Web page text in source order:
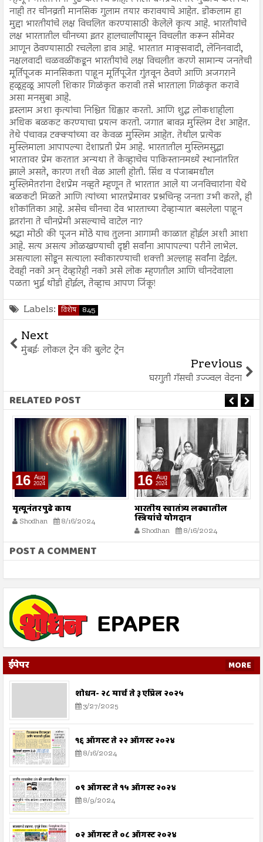
नाही तर चीनव्रती मानसिक गुलाम तयार करावयाचे आहेत. डोकलाम हा
मुद्दा भारतीयांचे लक्ष विचलित करण्यासाठी केलेले कृत्य आहे. भारतीयांचे
लक्ष भारतातील चीनच्या इतर हालचालींपासून विचलीत करून सीमेवर
आणून ठेवण्यासाठी रचलेला डाव आहे. भारतात माक्र्सवादी, लेनिनवादी,
नक्षलवादी चळवळींकडून भारतीयांचे लक्ष विचलीत करणे सामान्य जनतेची
मूर्तिपूजक मानसिकता पाहून मूर्तिपूजेत गुंतवून ठेवणे आणि अजगराने
हळूहळू आपली शिकार गिळंकृत करावी तसे भारताला गिळंकृत करावे
असा मनसुबा आहे.
इस्लाम अशा कृत्यांचा निश्चित धिक्कार करतो. आणि शुद्ध लोकशाहीला
अधिक बळकट करण्याचा प्रयत्न करतो. जगात बावन्न मुस्लिम देश आहेत.
तेथे पंचावन्न टक्क्यांच्या वर केवळ मुस्लिम आहेत. तेथील प्रत्येक
मुस्लिमाला आपापल्या देशाप्रती प्रेम आहे. भारतातील मुस्लिमसुद्धा
भारतावर प्रेम करतात अन्यथा ते केव्हाचेच पाकिस्तानमध्ये स्थानांतरित
झाले असते, कारण तशी वेळ आली होती. सिंध व पंजाबमधील
मुस्लिमेतरांना देशप्रेम नव्हते म्हणून ते भारतात आले या जनविचारांना येथे
बळकटी मिळते आणि त्यांच्या भारतप्रेमावर प्रश्नचिन्ह जनता उभी करते, ही
शोकांतिका आहे. असेच चीनचा देव भारताच्या देव्हाऱ्यात बसलेला पाहून
इतरांना ते चीनप्रेमी असल्याचे वाटेल ना?
श्रद्धा मोठी की पूजन मोठे याच तुलना आगामी काळात होईल अशी आशा
आहे. सत्य असत्य ओळखण्याची दृष्टी सर्वांना आपापल्या परीने लाभेल.
असत्याला सोडून सत्याला स्वीकारण्याची शक्ती अल्लाह सर्वांना देईल.
देवही नको अन् देव्हारेही नको असे लोक म्हणतील आणि चीनदेवाला
पळता भुई थोडी होईल, तेव्हाच आपण जिंकू!
Labels: विशेष 845
Next
मुंबईः लोकल ट्रेन की बुलेट ट्रेन
Previous
घरगुती गॅसची उज्ज्वल वेदना
RELATED POST
16 Aug
2024
भारतीय स्वातंत्र्य लढ्यातील
स्त्रियांचे योगदान
16 Aug
2024
सर्व मानवजातीसाठी दया
Shodhan 8/16/2024
POST A COMMENT
ईपेपर MORE
शोधन- २८ मार्च ते ३ एप्रिल २०२५
3/27/2025
१६ ऑगस्ट ते २२ ऑगस्ट २०२४
8/16/2024
०९ ऑगस्ट ते १५ ऑगस्ट २०२४
8/9/2024
०२ ऑगस्ट ते ०८ ऑगस्ट २०२४